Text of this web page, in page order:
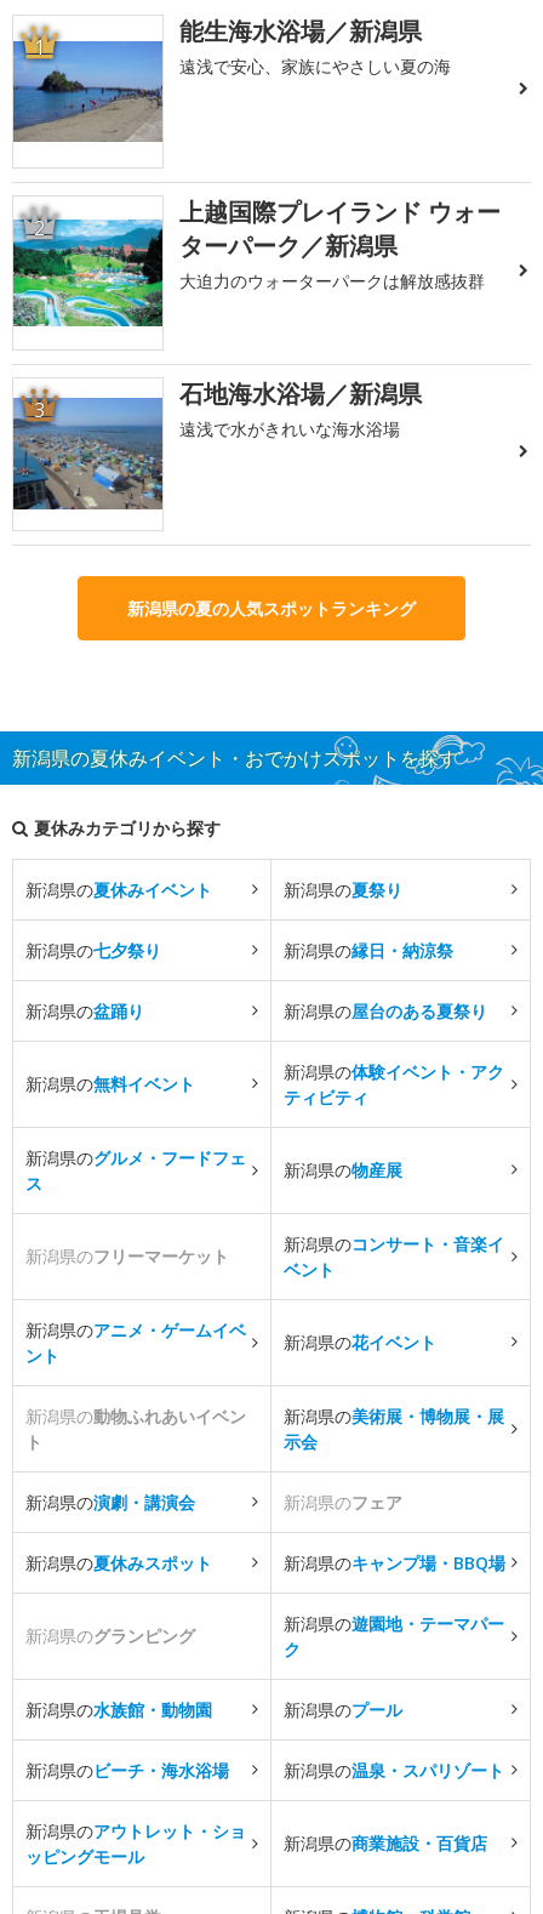
1 能生海水浴場／新潟県
遠浅で安心、家族にやさしい夏の海
2
上越国際プレイランド ウォー
ターパーク／新潟県
大迫力のウォーターパークは解放感抜群
3 石地海水浴場／新潟県
遠浅で水がきれいな海水浴場
新潟県の夏の人気スポットランキング
新潟県の夏休みイベント・おでかけスポットを探す
夏休みカテゴリから探す
新潟県の夏休みイベント 新潟県の夏祭り
新潟県の七夕祭り 新潟県の縁日・納涼祭
新潟県の盆踊り 新潟県の屋台のある夏祭り
新潟県の無料イベント
新潟県の体験イベント・アク
ティビティ
新潟県のグルメ・フードフェ
ス
新潟県の物産展
新潟県のフリーマーケット
新潟県のコンサート・音楽イ
ベント
新潟県のアニメ・ゲームイベ
ント
新潟県の花イベント
新潟県の動物ふれあいイベン
ト
新潟県の美術展・博物展・展
示会
新潟県の演劇・講演会 新潟県のフェア
新潟県の夏休みスポット 新潟県のキャンプ場・BBQ場
新潟県のグランピング
新潟県の遊園地・テーマパー
ク
新潟県の水族館・動物園 新潟県のプール
新潟県のビーチ・海水浴場 新潟県の温泉・スパリゾート
新潟県のアウトレット・ショ
ッピングモール
新潟県の商業施設・百貨店